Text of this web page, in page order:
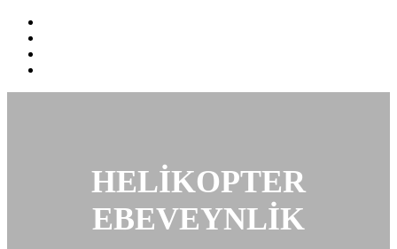
HELİKOPTER
EBEVEYNLİK